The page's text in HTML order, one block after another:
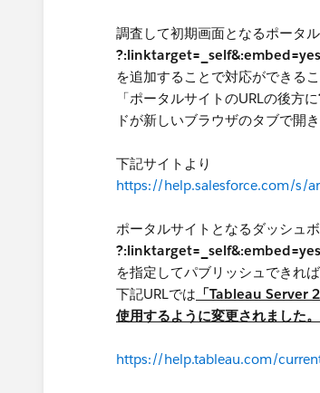
調査して初期画面となるポータ
?:linktarget=_self&:embed=yes
を追加することで対応ができる
「ポータルサイトのURLの後方に
ドが新しいブラウザのタブで開き
下記サイトより
https://help.salesforce.com/s/
ポータルサイトとなるダッシュ
?:linktarget=_self&:embed=yes
を指定してパブリッシュできれ
下記URLでは 「Tableau Server
使用するように変更されました。
https://help.tableau.com/